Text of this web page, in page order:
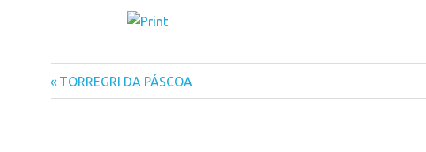
Post
Previous
Post:
TORREGRI DA PÁSCOA